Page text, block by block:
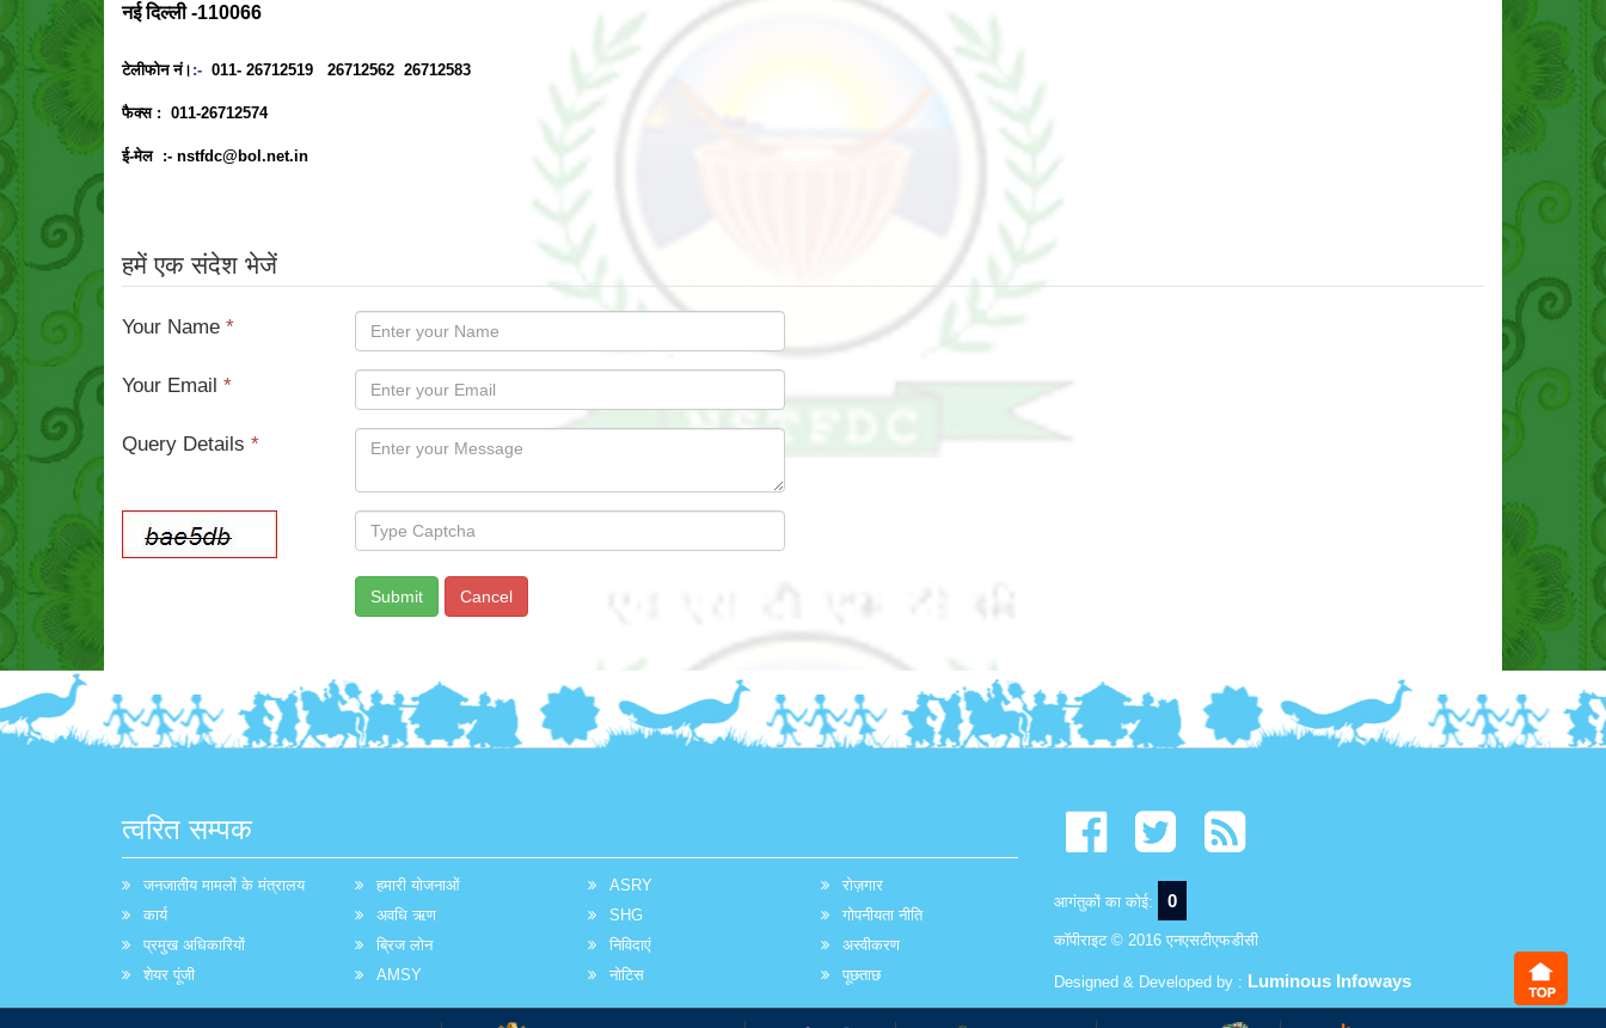
नई दिल्ली -110066
टेलीफोन नं। :- 011- 26712519 26712562 26712583
फैक्स : 011-26712574
ई-मेल :- nstfdc@bol.net.in
हमें एक संदेश भेजें
Your Name *
Your Email *
Query Details *
त्वरित सम्पक
जनजातीय मामलों के मंत्रालय
कार्य
प्रमुख अधिकारियों
शेयर पूंजी
हमारी योजनाओं
अवधि ऋण
ब्रिज लोन
AMSY
ASRY
SHG
निविदाएं
नोटिस
रोज़गार
गोपनीयता नीति
अस्वीकरण
पूछताछ
आगंतुकों का कोई: 0
कॉपीराइट © 2016 एनएसटीएफडीसी
Designed & Developed by : Luminous Infoways